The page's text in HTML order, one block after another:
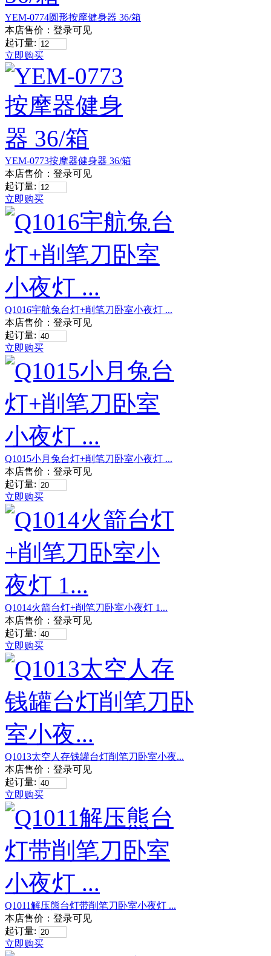
YEM-0774圆形按摩健身器 36/箱
本店售价： 登录可见
起订量:
立即购买
YEM-0773按摩器健身器 36/箱
本店售价： 登录可见
起订量:
立即购买
Q1016宇航兔台灯+削笔刀卧室小夜灯 ...
本店售价： 登录可见
起订量:
立即购买
Q1015小月兔台灯+削笔刀卧室小夜灯 ...
本店售价： 登录可见
起订量:
立即购买
Q1014火箭台灯+削笔刀卧室小夜灯 1...
本店售价： 登录可见
起订量:
立即购买
Q1013太空人存钱罐台灯削笔刀卧室小夜...
本店售价： 登录可见
起订量:
立即购买
Q1011解压熊台灯带削笔刀卧室小夜灯 ...
本店售价： 登录可见
起订量:
立即购买